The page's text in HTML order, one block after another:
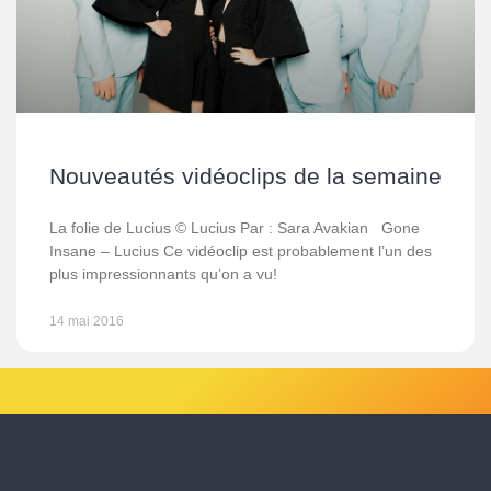
Nouveautés vidéoclips de la semaine
La folie de Lucius © Lucius Par : Sara Avakian Gone
Insane – Lucius Ce vidéoclip est probablement l’un des
plus impressionnants qu’on a vu!
14 mai 2016